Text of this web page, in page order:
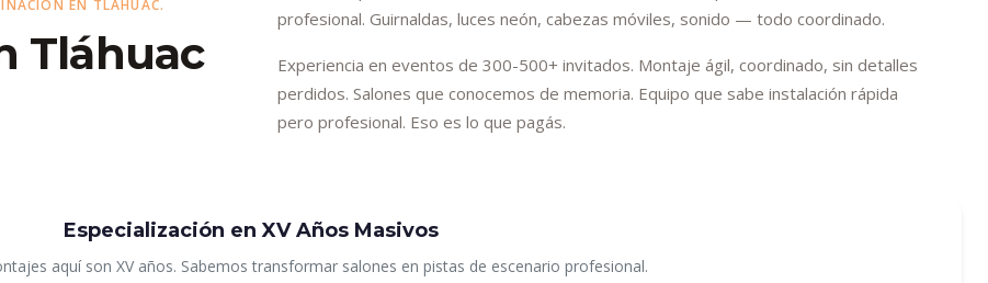
EN TLÁHUAC.
Tláhuac
profesional. Guirnaldas, luces neón, cabezas móviles, sonido — todo coordinado.
Experiencia en eventos de 300-500+ invitados. Montaje ágil, coordinado, sin detalles
perdidos. Salones que conocemos de memoria. Equipo que sabe instalación rápida
pero profesional. Eso es lo que pagás.
Especialización en XV Años Masivos
aquí son XV años. Sabemos transformar salones en pistas de escenario profesional.